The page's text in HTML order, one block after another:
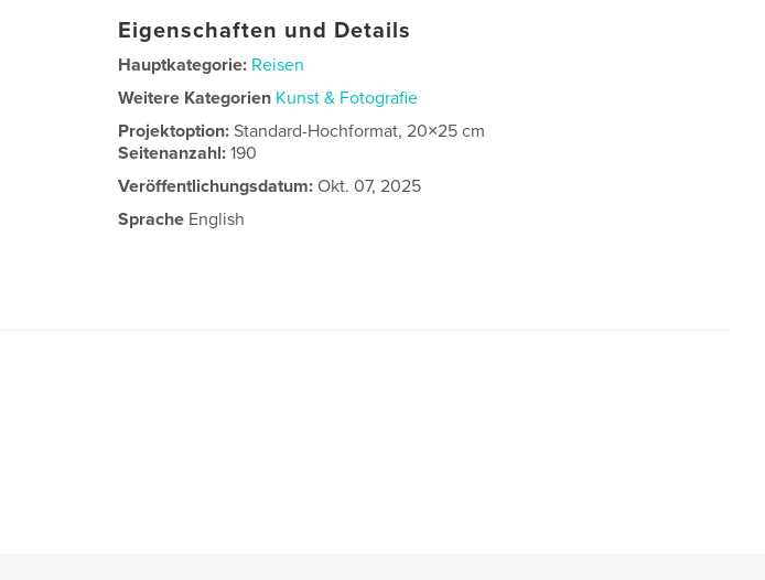
Eigenschaften und Details
Hauptkategorie: Reisen
Weitere Kategorien Kunst & Fotografie
Projektoption:Standard-Hochformat, 20×25 cm
Seitenanzahl:190
Veröffentlichungsdatum: Okt. 07, 2025
Sprache English